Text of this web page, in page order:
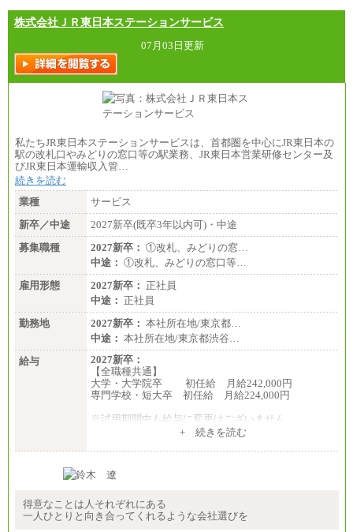
株式会社ＪＲ東日本ステーションサービス
07月03日更新
私たちJR東日本ステーションサービスは、首都圏を中心にJR東日本の
駅の改札口やみどりの窓口等の駅業務、JR東日本営業研修センター及
びJR東日本運輸収入管…
続きを読む
業種
サービス
新卒／中途
2027新卒(既卒3年以内可)・中途
募集職種
2027新卒： ①改札、みどりの窓…
中途： ①改札、みどりの窓口等…
雇用形態
2027新卒： 正社員
中途： 正社員
勤務地
2027新卒： 本社所在地/東京都…
中途： 本社所在地/東京都渋谷…
給与
2027新卒：
【全職種共通】
大学・大学院卒 初任給 月給242,000円
専門学校・短大卒 初任給 月給224,000円
※試用期間中も給与に変更はございません
大学・大学院卒 初任給 月給242,000円
最終学歴に応じ、上記新卒給与（高卒の場合は、月
して算定した調整手当を加算した額
※試用期間中も給与に変更はございません
+ 続きを読む
得意なことは人それぞれにある
一人ひとりと向き合ってくれるような会社選びを